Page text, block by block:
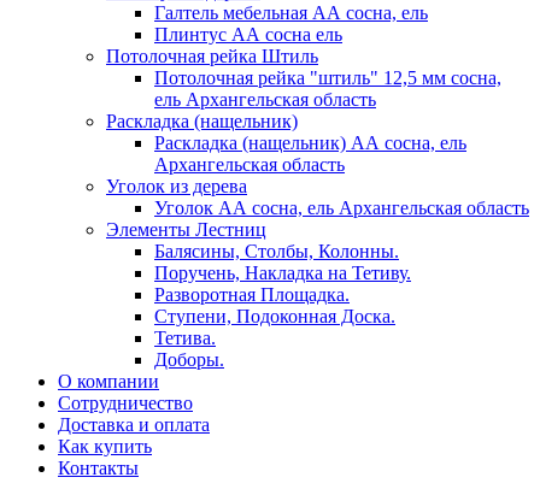
Галтель мебельная АА сосна, ель
Плинтус АА сосна ель
Потолочная рейка Штиль
Потолочная рейка "штиль" 12,5 мм сосна,
ель Архангельская область
Раскладка (нащельник)
Раскладка (нащельник) АА сосна, ель
Архангельская область
Уголок из дерева
Уголок АА сосна, ель Архангельская область
Элементы Лестниц
Балясины, Столбы, Колонны.
Поручень, Накладка на Тетиву.
Разворотная Площадка.
Ступени, Подоконная Доска.
Тетива.
Доборы.
О компании
Сотрудничество
Доставка и оплата
Как купить
Контакты